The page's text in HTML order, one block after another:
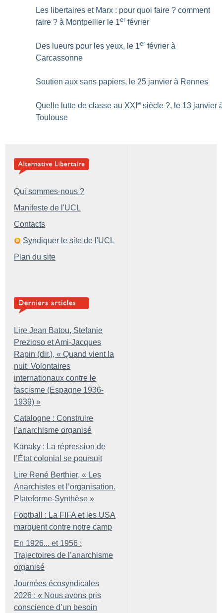
Les libertaires et Marx : pour quoi faire ? comment
faire ? à Montpellier le 1er février
Des lueurs pour les yeux, le 1er février à
Carcassonne
Soutien aux sans papiers, le 25 janvier à Rennes
Quelle lutte de classe au XXIe siècle ?, le 13 janvier
Toulouse
Qui sommes-nous ?
Manifeste de l'UCL
Contacts
Syndiquer le site de l'UCL
Plan du site
Lire Jean Batou, Stefanie
Prezioso et Ami-Jacques
Rapin (dir.), « Quand vient la
nuit. Volontaires
internationaux contre le
fascisme (Espagne 1936-
1939) »
Catalogne : Construire
l’anarchisme organisé
Kanaky : La répression de
l’État colonial se poursuit
Lire René Berthier, « Les
Anarchistes et l’organisation.
Plateforme-Synthèse »
Football : La FIFA et les USA
marquent contre notre camp
En 1926... et 1956 :
Trajectoires de l’anarchisme
organisé
Journées écosyndicales
2026 : « Nous avons pris
conscience d’un besoin